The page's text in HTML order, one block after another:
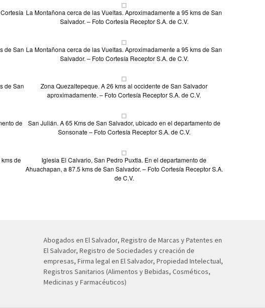
La Montañona cerca de las Vueltas. Aproximadamente a 95 kms de San
Salvador. – Foto Cortesía Receptor S.A. de C.V.
de San La Montañona cerca de las Vueltas. Aproximadamente a 95 kms de San
Salvador. – Foto Cortesía Receptor S.A. de C.V.
de San
Zona Quezaltepeque. A 26 kms al occidente de San Salvador
aproximadamente. – Foto Cortesía Receptor S.A. de C.V.
de
San Julián. A 65 Kms de San Salvador, ubicado en el departamento de
Sonsonate – Foto Cortesía Receptor S.A. de C.V.
de
Iglesia El Calvario, San Pedro Puxtla. En el departamento de
Ahuachapan, a 87.5 kms de San Salvador. – Foto Cortesía Receptor S.A.
de C.V.
Abogados en El Salvador, Registro de Marcas y Patentes en
El Salvador, Registro de Sociedades y creación de
empresas, Firma legal en El Salvador, Propiedad Intelectual,
Registros Sanitarios (Alimentos y Bebidas, Cosméticos,
Medicinas y Farmacéuticos)